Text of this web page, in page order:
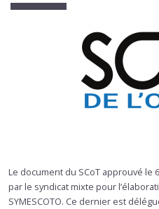
Le document du SCoT approuvé le
par le syndicat mixte pour
SYMESCOTO. Ce dernier est